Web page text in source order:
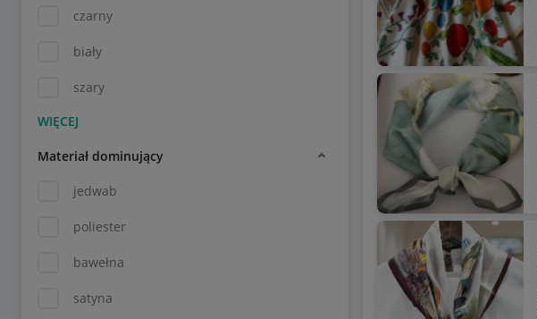
czarny
biały
szary
Materiał dominujący
jedwab
poliester
bawełna
satyna